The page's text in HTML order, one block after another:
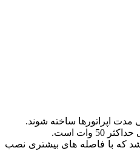
مدت اپراتورها ساخته شوند.
که با فاصله های بیشتری نصب